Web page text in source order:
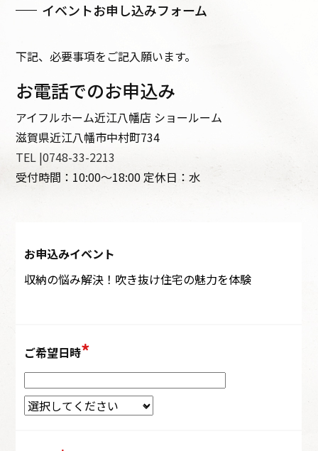
イベントお申し込みフォーム
下記、必要事項をご記入願います。
お電話でのお申込み
アイフルホーム近江八幡店 ショールーム
滋賀県近江八幡市中村町734
TEL |0748-33-2213
受付時間：10:00～18:00 定休日：水
お申込みイベント
ご希望日時